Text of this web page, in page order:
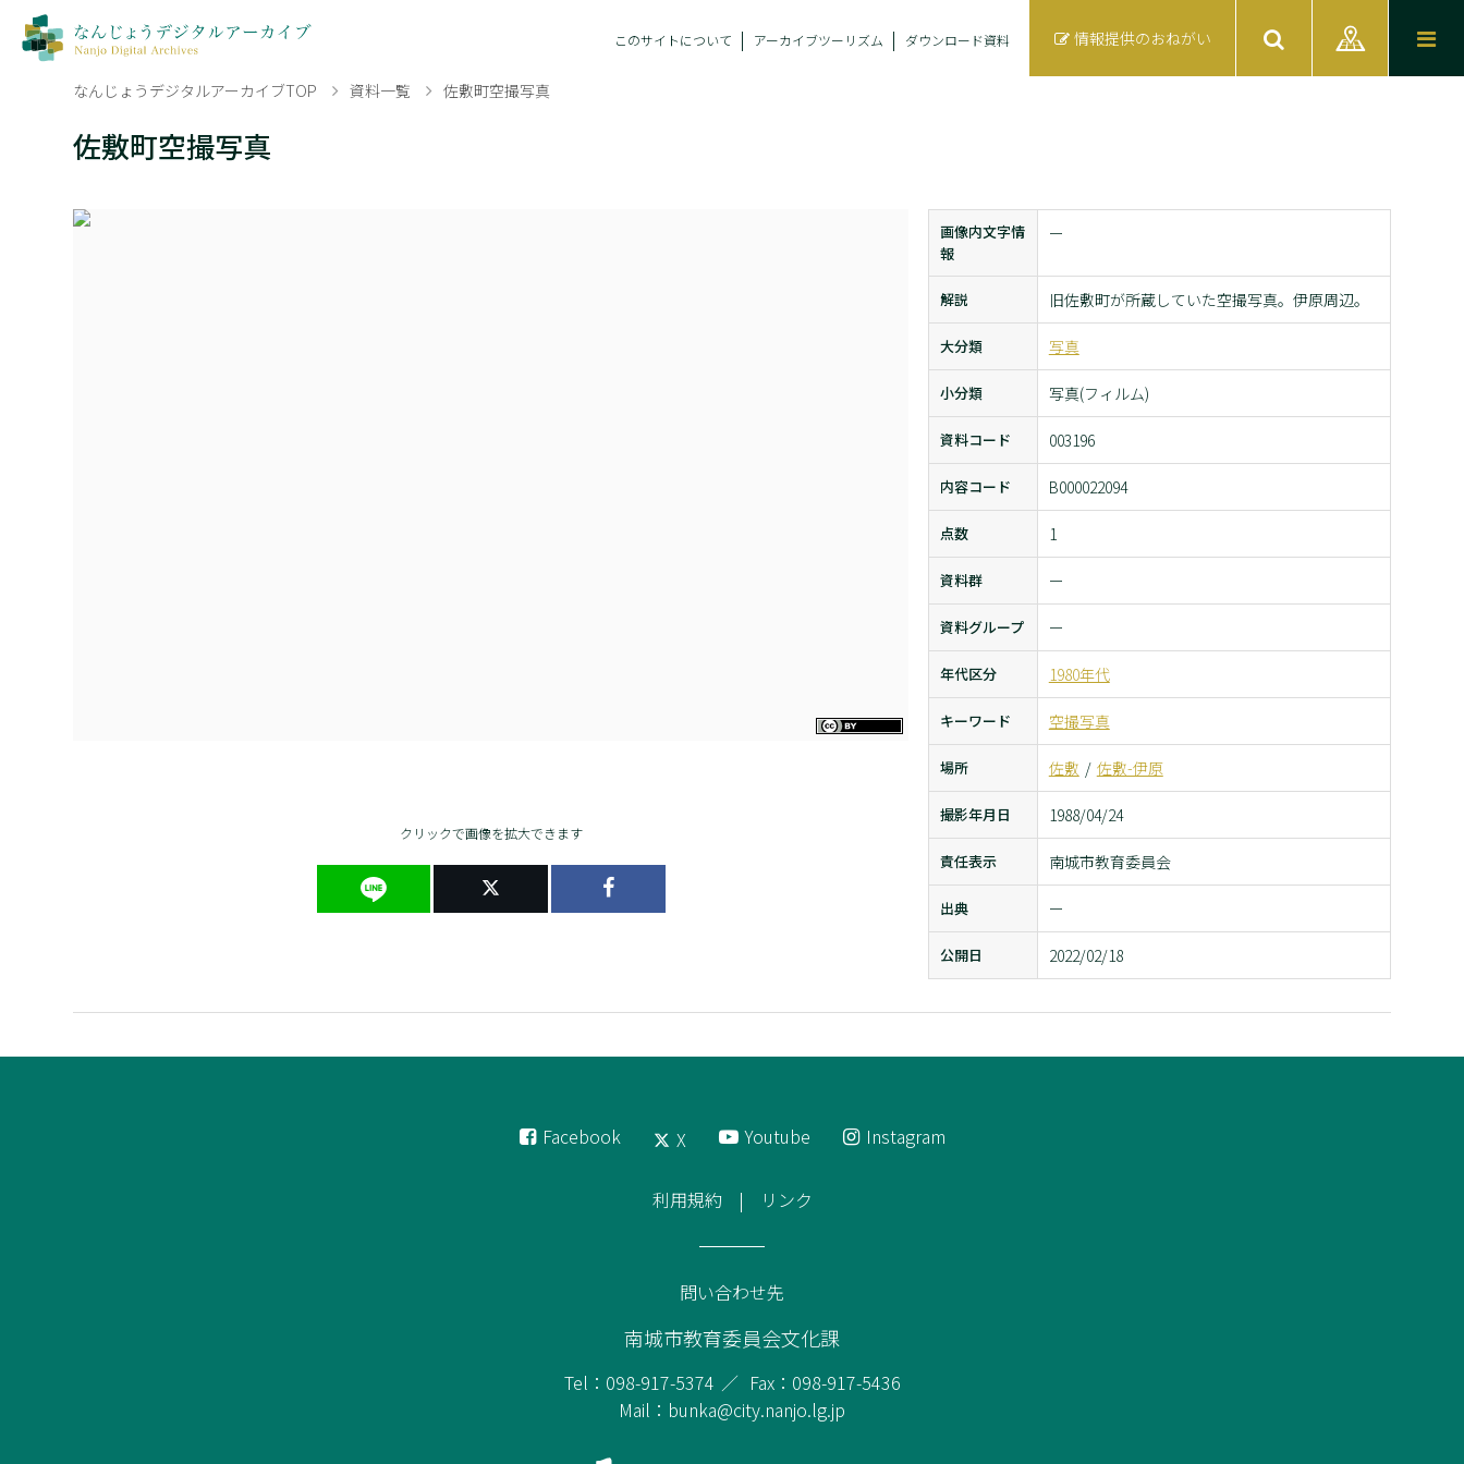
このサイトについて アーカイブツーリズム ダウンロード資料 情報提供のおねがい
なんじょうデジタルアーカイブTOP 資料一覧 佐敷町空撮写真
佐敷町空撮写真
クリックで画像を拡大できます
画像内文字情
報
ー
解説 旧佐敷町が所蔵していた空撮写真。伊原周辺。
大分類 写真
小分類 写真(フィルム)
資料コード 003196
内容コード B000022094
点数 1
資料群 ー
資料グループ ー
年代区分 1980年代
キーワード 空撮写真
場所 佐敷 佐敷-伊原
撮影年月日 1988/04/24
責任表示 南城市教育委員会
出典 ー
公開日 2022/02/18
Facebook X Youtube Instagram
利用規約 リンク
問い合わせ先
南城市教育委員会文化課
Tel：098-917-5374
Fax：098-917-5436
Mail：bunka@city.nanjo.lg.jp